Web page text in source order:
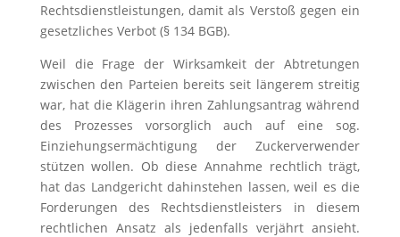
Rechtsdienstleistungen, damit als Verstoß gegen ein
gesetzliches Verbot (§ 134 BGB).
Weil die Frage der Wirksamkeit der Abtretungen
zwischen den Parteien bereits seit längerem streitig
war, hat die Klägerin ihren Zahlungsantrag während
des Prozesses vorsorglich auch auf eine sog.
Einziehungsermächtigung der Zuckerverwender
stützen wollen. Ob diese Annahme rechtlich trägt,
hat das Landgericht dahinstehen lassen, weil es die
Forderungen des Rechtsdienstleisters in diesem
rechtlichen Ansatz als jedenfalls verjährt ansieht.